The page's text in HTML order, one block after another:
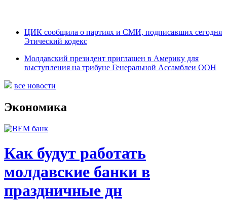
ЦИК сообщила о партиях и СМИ, подписавших сегодня
Этический кодекс
Молдавский президент приглашен в Америку для
выступления на трибуне Генеральной Ассамблеи ООН
все новости
Экономика
Как будут работать
молдавские банки в
праздничные дн